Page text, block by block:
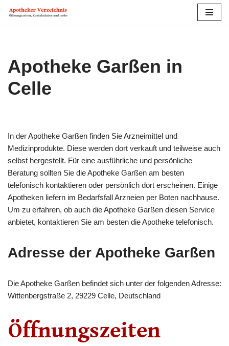
Apotheke Garßen in
Celle
In der Apotheke Garßen finden Sie Arzneimittel und
Medizinprodukte. Diese werden dort verkauft und teilweise auch
selbst hergestellt. Für eine ausführliche und persönliche
Beratung sollten Sie die Apotheke Garßen am besten
telefonisch kontaktieren oder persönlich dort erscheinen. Einige
Apotheken liefern im Bedarfs­fall Arzneien per Boten nachhause.
Um zu erfahren, ob auch die Apotheke Garßen diesen Service
anbietet, kontaktieren Sie am besten die Apotheke telefonisch.
Adresse der Apotheke Garßen
Die Apotheke Garßen befindet sich unter der folgenden Adresse:
Wittenbergstraße 2, 29229 Celle, Deutschland